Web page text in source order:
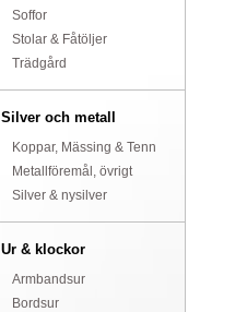
Soffor
Stolar & Fåtöljer
Trädgård
Silver och metall
Koppar, Mässing & Tenn
Metallföremål, övrigt
Silver & nysilver
Ur & klockor
Armbandsur
Bordsur